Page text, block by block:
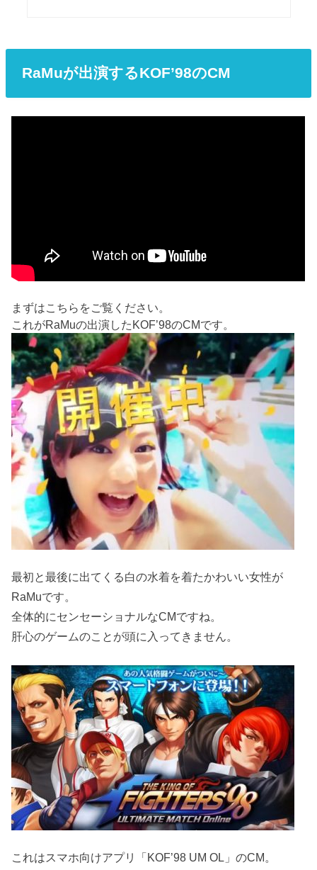
RaMuが出演するKOF’98のCM
まずはこちらをご覧ください。
これがRaMuの出演したKOF’98のCMです。
最初と最後に出てくる白の水着を着たかわいい女性が
RaMuです。
全体的にセンセーショナルなCMですね。
肝心のゲームのことが頭に入ってきません。
これはスマホ向けアプリ「KOF’98 UM OL」のCM。